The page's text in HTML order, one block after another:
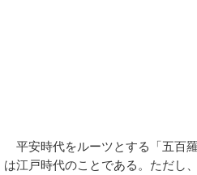
平安時代をルーツとする「五百
は江戸時代のことである。ただし